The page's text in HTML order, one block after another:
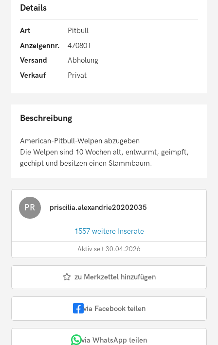
Details
Art
Pitbull
Anzeigennr.
470801
Versand
Abholung
Verkauf
Privat
Beschreibung
American-Pitbull-Welpen abzugeben
Die Welpen sind 10 Wochen alt, entwurmt, geimpft,
gechipt und besitzen einen Stammbaum.
PR priscilia.alexandrie20202035
1557 weitere Inserate
Aktiv seit 30.04.2026
zu Merkzettel hinzufügen
via Facebook teilen
via WhatsApp teilen